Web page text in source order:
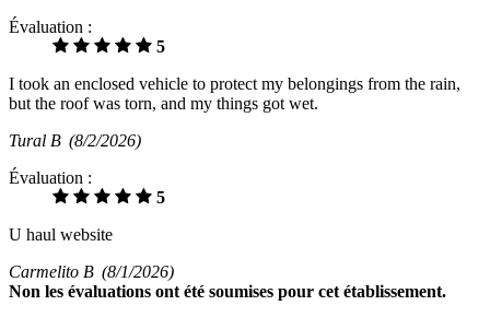
Évaluation :
5
I took an enclosed vehicle to protect my belongings from the rain,
but the roof was torn, and my things got wet.
Tural B (8/2/2026)
Évaluation :
5
U haul website
Carmelito B (8/1/2026)
Non les évaluations ont été soumises pour cet établissement.